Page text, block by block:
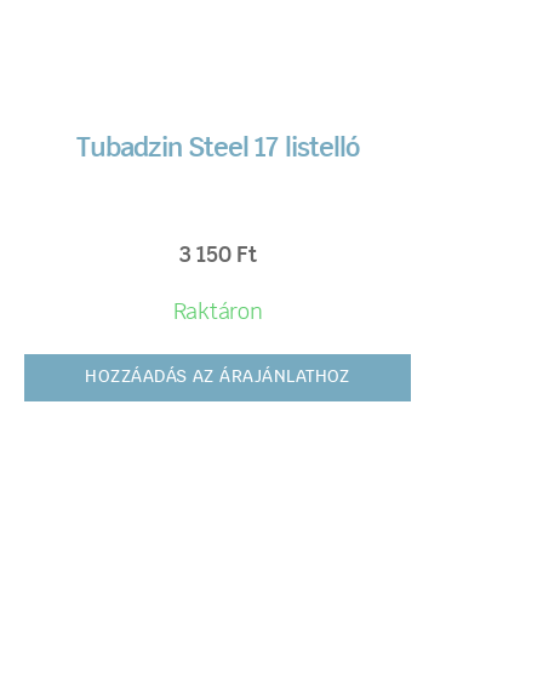
Tubadzin Steel 17 listelló
3 150 Ft
Raktáron
HOZZÁADÁS AZ ÁRAJÁNLATHOZ